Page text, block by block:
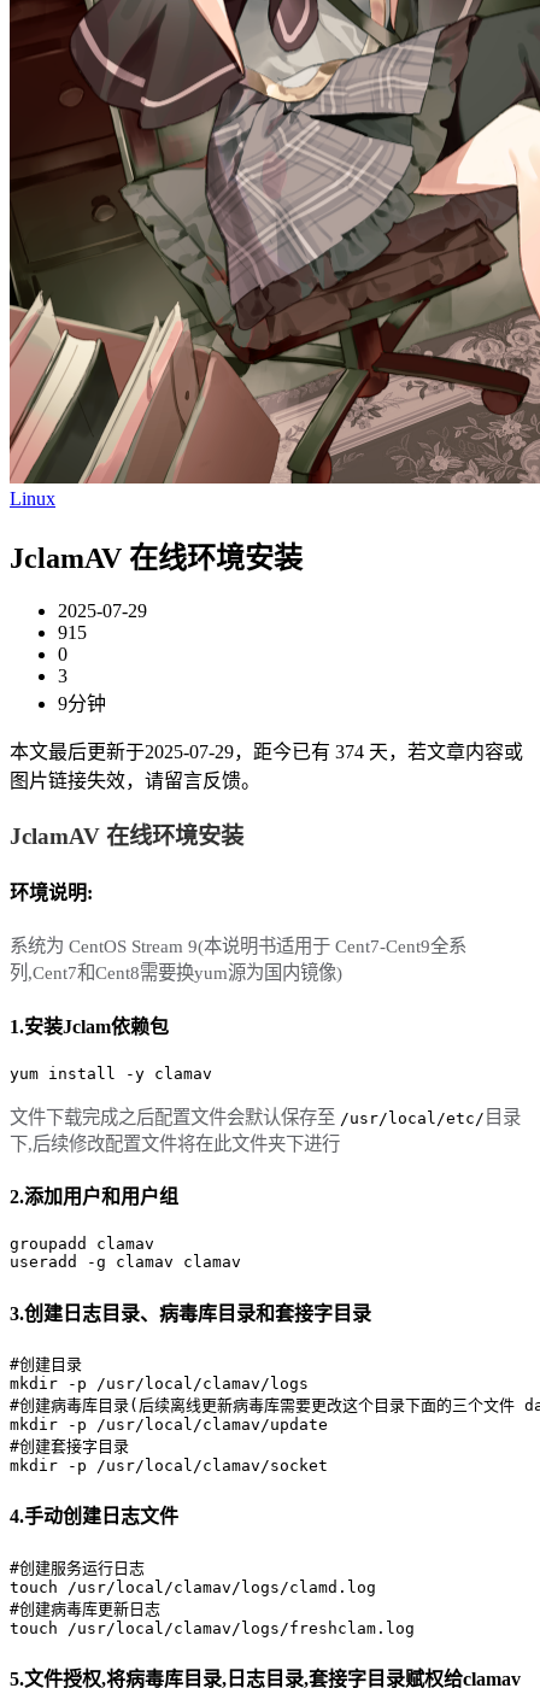
Linux
JclamAV 在线环境安装
2025-07-29
915
0
3
9分钟
本文最后更新于2025-07-29，距今已有 374 天，若文章内容或
图片链接失效，请留言反馈。
JclamAV 在线环境安装
环境说明:
系统为 CentOS Stream 9(本说明书适用于 Cent7-Cent9全系
列,Cent7和Cent8需要换yum源为国内镜像)
1.安装Jclam依赖包
yum install -y clamav
文件下载完成之后配置文件会默认保存至 /usr/local/etc/ 目录
下,后续修改配置文件将在此文件夹下进行
2.添加用户和用户组
groupadd clamav
useradd -g clamav clamav
3.创建日志目录、病毒库目录和套接字目录
#创建目录
mkdir -p /usr/local/clamav/logs
#创建病毒库目录(后续离线更新病毒库需要更改这个目录下面的三
mkdir -p /usr/local/clamav/update
#创建套接字目录
mkdir -p /usr/local/clamav/socket
4.手动创建日志文件
#创建服务运行日志
touch /usr/local/clamav/logs/clamd.log
#创建病毒库更新日志
touch /usr/local/clamav/logs/freshclam.log
5.文件授权,将病毒库目录,日志目录,套接字目录赋权给clamav